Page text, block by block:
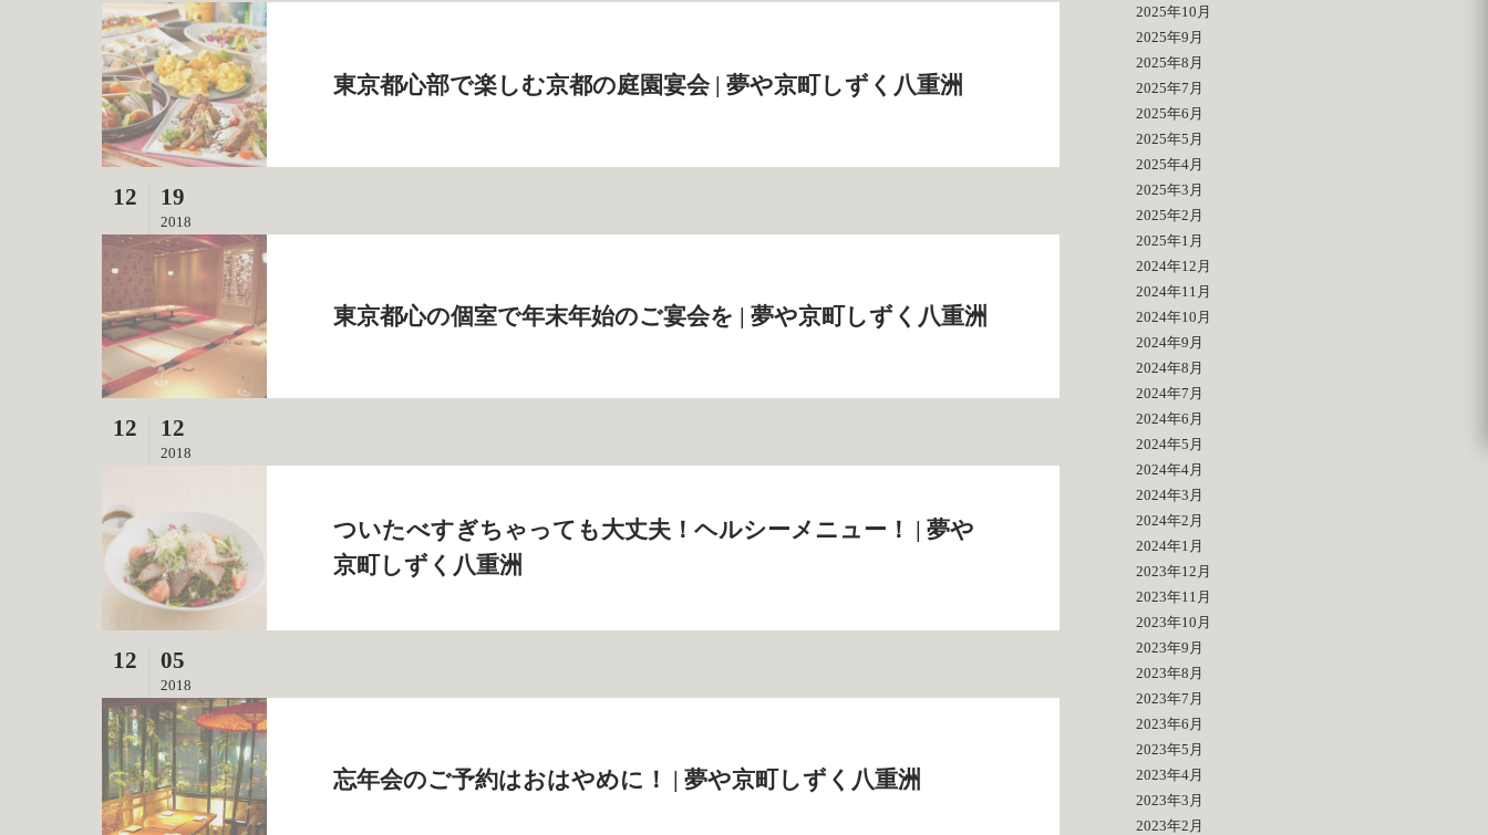
東京都心部で楽しむ京都の庭園宴会 | 夢や京町しずく八重洲
12 19
2018
東京都心の個室で年末年始のご宴会を | 夢や京町しずく八重洲
12 12
2018
ついたべすぎちゃっても大丈夫！ヘルシーメニュー！ | 夢や
京町しずく八重洲
12 05
2018
忘年会のご予約はおはやめに！ | 夢や京町しずく八重洲
2025年10月
2025年9月
2025年8月
2025年7月
2025年6月
2025年5月
2025年4月
2025年3月
2025年2月
2025年1月
2024年12月
2024年11月
2024年10月
2024年9月
2024年8月
2024年7月
2024年6月
2024年5月
2024年4月
2024年3月
2024年2月
2024年1月
2023年12月
2023年11月
2023年10月
2023年9月
2023年8月
2023年7月
2023年6月
2023年5月
2023年4月
2023年3月
2023年2月